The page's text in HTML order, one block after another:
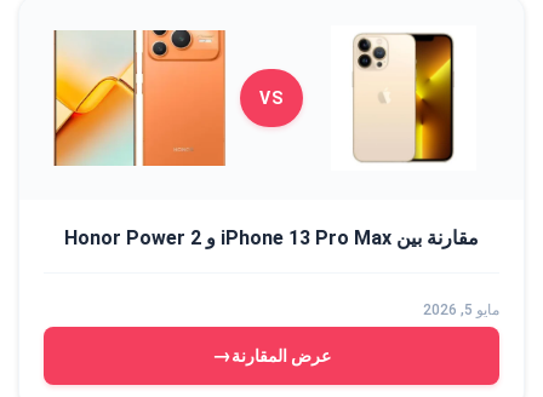
VS
مقارنة بين iPhone 13 Pro Max و Honor Power 2
مايو 5, 2026
عرض المقارنة→